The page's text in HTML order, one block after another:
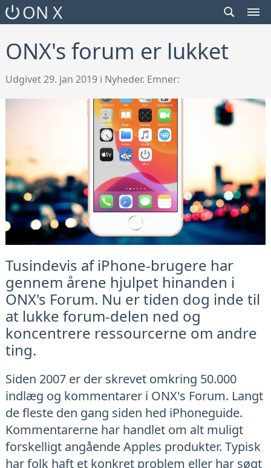
ON X
TOGGLE
ONX's forum er lukket
Udgivet 29. jan 2019 i Nyheder. Emner:
Tusindevis af iPhone-brugere har
gennem årene hjulpet hinanden i
ONX's Forum. Nu er tiden dog inde til
at lukke forum-delen ned og
koncentrere ressourcerne om andre
ting.
Siden 2007 er der skrevet omkring 50.000
indlæg og kommentarer i ONX's Forum. Langt
de fleste den gang siden hed iPhoneguide.
Kommentarerne har handlet om alt muligt
forskelligt angående Apples produkter. Typisk
har folk haft et konkret problem eller har søgt